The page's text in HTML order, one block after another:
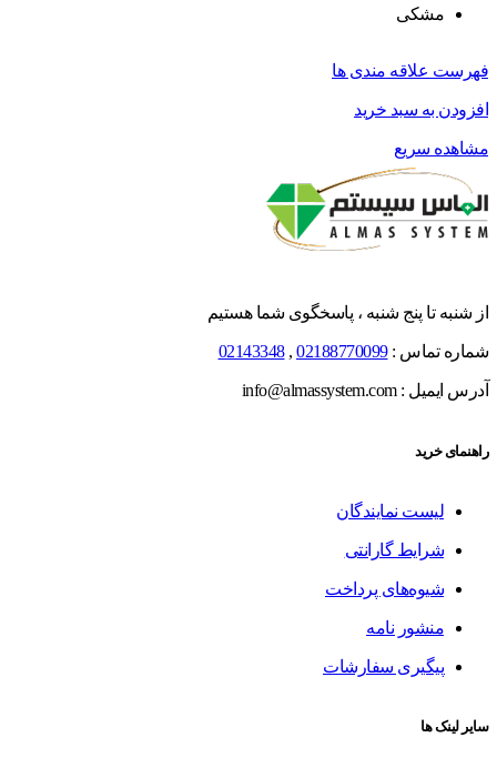
مشکی
فهرست علاقه مندی ها
افزودن به سبد خرید
مشاهده سریع
از شنبه تا پنج شنبه ، پاسخگوی شما هستیم
شماره تماس :02188770099
,
02143348
آدرس ایمیل : info@almassystem.com
راهنمای خرید
لیست نمایندگان
شرایط گارانتی
شیوه‌های پرداخت
منشور نامه
پیگیری سفارشات
سایر لینک ها